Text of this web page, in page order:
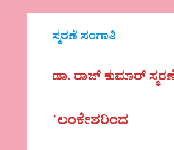
ಸ್ಮರಣೆ ಸಂಗಾತಿ
ಡಾ. ರಾಜ್ ಕುಮಾರ್
ʼಲಂಕೇಶರಿಂದ